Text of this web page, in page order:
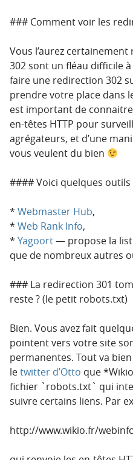
### Comment voir les
Vous l’aurez
302 sont un fléau difficile
faire une redirection 302
prendre votre place dans
est important de
en-têtes HTTP pour
agrégateurs, et d’une
vous veulent du bien
#### Voici quelques outils
* Webmaster Hub,
* Web Rank Info,
* Yagoort— propose la
que de nombreux autres
### La redirection 301
reste ? (le petit robots.txt)
Bien. Vous avez fait
pointent vers votre site
permanentes. Tout va bien
letwitter d’Otto que
fichier `robots.txt` qui
suivre certains liens. Par
http://www.wikio.fr/